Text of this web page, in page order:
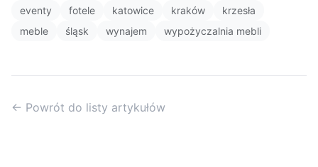
eventy fotele katowice kraków
krzesła
meble
śląsk wynajem wypożyczalnia mebli
← Powrót do listy artykułów